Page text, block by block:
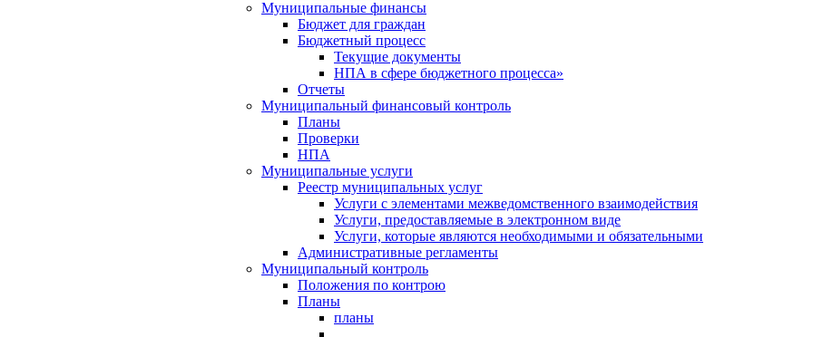
Муниципальные финансы
Бюджет для граждан
Бюджетный процесс
Текущие документы
НПА в сфере бюджетного процесса»
Отчеты
Муниципальный финансовый контроль
Планы
Проверки
НПА
Муниципальные услуги
Реестр муниципальных услуг
Услуги с элементами межведомственного взаимодействия
Услуги, предоставляемые в электронном виде
Услуги, которые являются необходимыми и обязательными
Административные регламенты
Муниципальный контроль
Положения по контрою
Планы
планы